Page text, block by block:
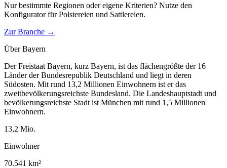
Nur bestimmte Regionen oder eigene Kriterien? Nutze den
Konfigurator fürPolstereien und Sattlereien.
Zur Branche →
ÜberBayern
Der Freistaat Bayern, kurz Bayern, ist das flächengrößte der 16
Länder der Bundesrepublik Deutschland und liegt in deren
Südosten. Mit rund 13,2 Millionen Einwohnern ist er das
zweitbevölkerungsreichste Bundesland. Die Landeshauptstadt und
bevölkerungsreichste Stadt ist München mit rund 1,5 Millionen
Einwohnern.
13,2 Mio.
Einwohner
70.541 km²